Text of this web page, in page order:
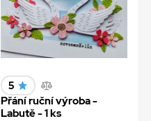
5
Přání ruční výroba -
Labutě - 1 ks